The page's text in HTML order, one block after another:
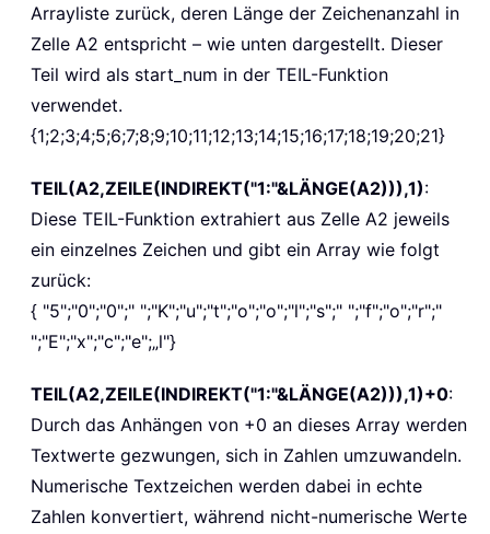
Arrayliste zurück, deren Länge der Zeichenanzahl in
Zelle A2 entspricht – wie unten dargestellt. Dieser
Teil wird als start_num in der TEIL-Funktion
verwendet.
{1;2;3;4;5;6;7;8;9;10;11;12;13;14;15;16;17;18;19;20;21}
TEIL(A2,ZEILE(INDIREKT("1:"&LÄNGE(A2))),1):
Diese TEIL-Funktion extrahiert aus Zelle A2 jeweils
ein einzelnes Zeichen und gibt ein Array wie folgt
zurück:
{ "5";"0";"0";" ";"K";"u";"t";"o";"o";"l";"s";" ";"f";"o";"r";"
";"E";"x";"c";"e";„l"}
TEIL(A2,ZEILE(INDIREKT("1:"&LÄNGE(A2))),1)+0:
Durch das Anhängen von +0 an dieses Array werden
Textwerte gezwungen, sich in Zahlen umzuwandeln.
Numerische Textzeichen werden dabei in echte
Zahlen konvertiert, während nicht-numerische Werte